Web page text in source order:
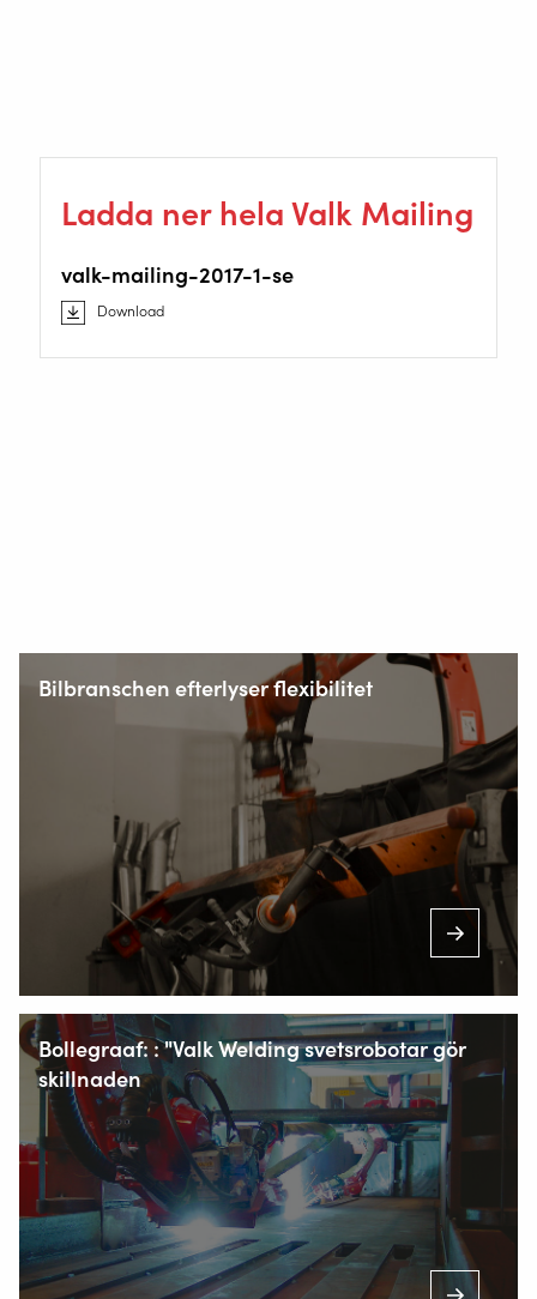
Korsholm Alle 14
5500 Middelfart, Danmark
+46 510 48 88 80
INFO@VALKWELDING.SE
+46 101 780 532
(Mån. till fre. från kl. 7.00-23.00)
Ladda ner hela Valk Mailing
valk-mailing-2017-1-se
Download
Bilbranschen efterlyser flexibilitet
Bollegraaf: : "Valk Welding svetsrobotar gör
skillnaden